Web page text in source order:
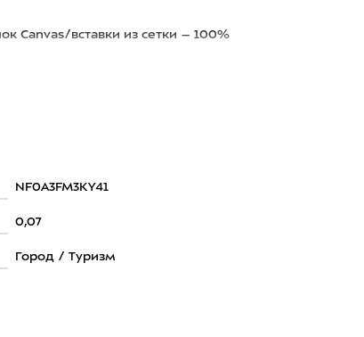
Canvas/вставки из сетки – 100%
NF0A3FM3KY41
0,07
Город / Туризм